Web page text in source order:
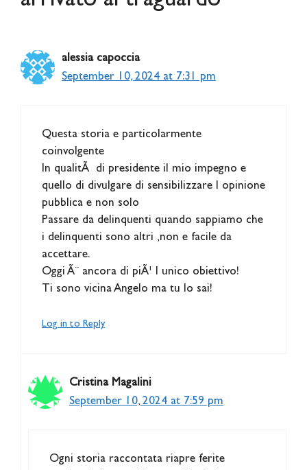
alessia capoccia
September 10, 2024 at 7:31 pm
Questa storia e particolarmente
coinvolgente
In qualitÃ di presidente il mio impegno e
quello di divulgare di sensibilizzare l opinione
pubblica e non solo
Passare da delinquenti quando sappiamo che
i delinquenti sono altri ,non e facile da
accettare.
Oggi Ã¨ ancora di piÃ¹ l unico obiettivo!
Ti sono vicina Angelo ma tu lo sai!
Log in to Reply
Cristina Magalini
September 10, 2024 at 7:59 pm
Ogni storia raccontata riapre ferite